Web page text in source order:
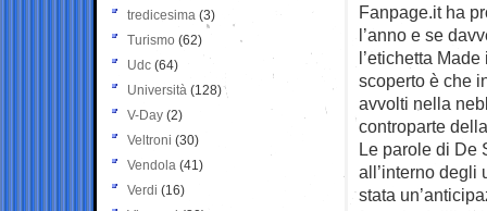
Fanpage.it ha
l’anno e se
l’etichetta
scoperto è che
avvolti nella
controparte
Le parole di De
all’interno degli
stata
tredicesima (3)
Turismo (62)
Udc (64)
Università (128)
V-Day (2)
Veltroni (30)
Vendola (41)
Verdi (16)